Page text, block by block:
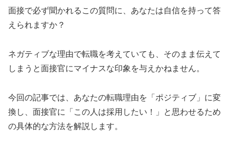
面接で必ず聞かれるこの質問に、あなたは自信を持って答
えられますか？
ネガティブな理由で転職を考えていても、そのまま伝えて
しまうと面接官にマイナスな印象を与えかねません。
今回の記事では、あなたの転職理由を「ポジティブ」に変
換し、面接官に「この人は採用したい！」と思わせるため
の具体的な方法を解説します。